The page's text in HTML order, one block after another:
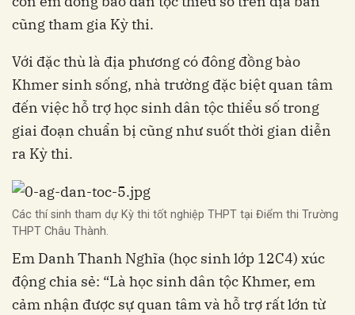
cũng tham gia Kỳ thi.
Với đặc thù là địa phương có đông đồng bào
Khmer sinh sống, nhà trường đặc biệt quan tâm
đến việc hỗ trợ học sinh dân tộc thiểu số trong
giai đoạn chuẩn bị cũng như suốt thời gian diễn
ra Kỳ thi.
Các thí sinh tham dự Kỳ thi tốt nghiệp THPT tại Điểm thi Trường
THPT Châu Thành.
Em Danh Thanh Nghĩa (học sinh lớp 12C4) xúc
động chia sẻ: “Là học sinh dân tộc Khmer, em
cảm nhận được sự quan tâm và hỗ trợ rất lớn từ